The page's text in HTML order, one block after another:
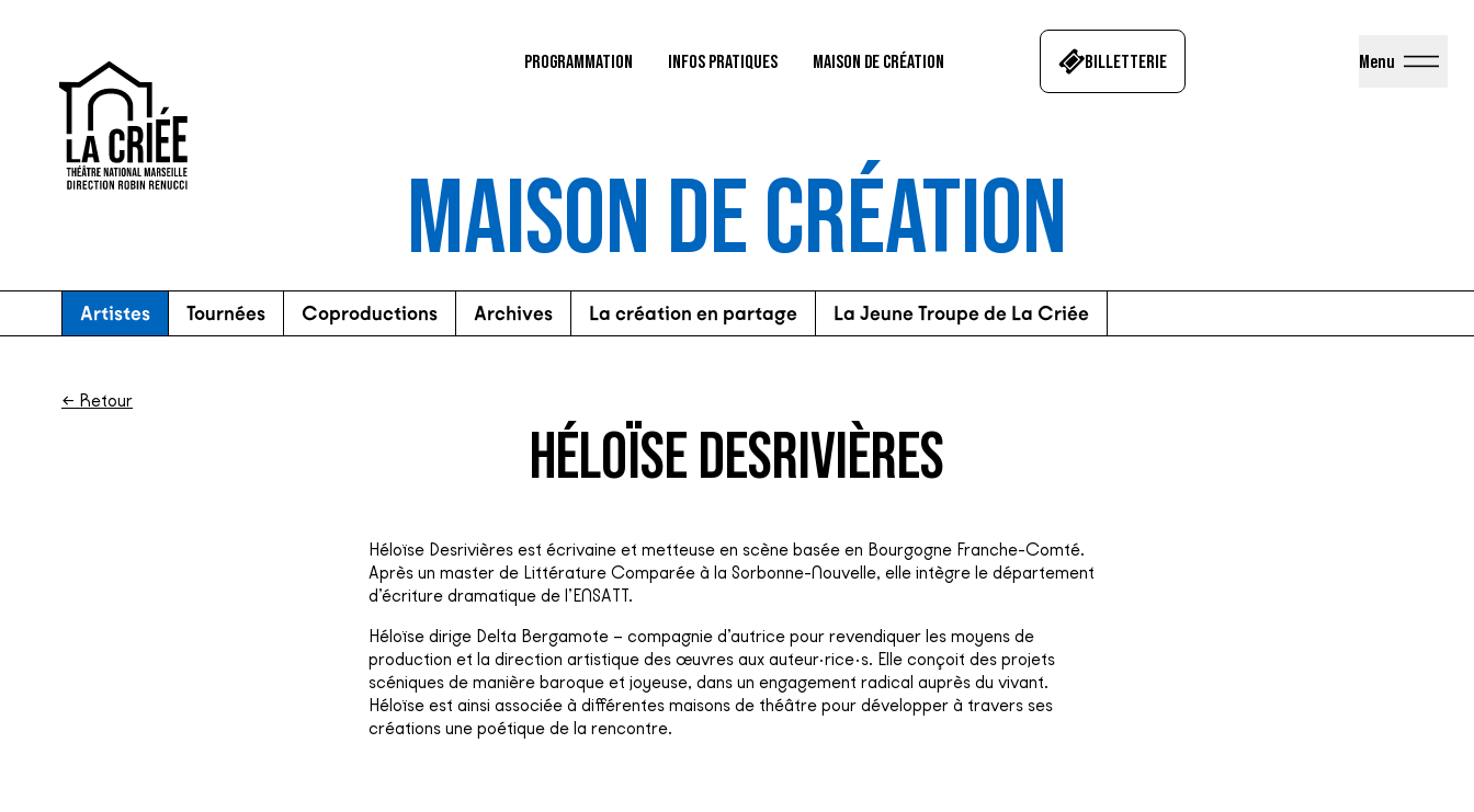
PROGRAMMATION INFOS PRATIQUES MAISON DE CRÉATION BILLETTERIE Menu
MAISON DE CRÉATION
Artistes Tournées Coproductions Archives La création en partage La Jeune Troupe de La Criée
← Retour
HÉLOÏSE DESRIVIÈRES
Héloïse Desrivières est écrivaine et metteuse en scène basée en Bourgogne Franche-Comté.
Après un master de Littérature Comparée à la Sorbonne-Nouvelle, elle intègre le département
d’écriture dramatique de l’ENSATT.
Héloïse dirige Delta Bergamote – compagnie d’autrice pour revendiquer les moyens de
production et la direction artistique des œuvres aux auteur·rice·s. Elle conçoit des projets
scéniques de manière baroque et joyeuse, dans un engagement radical auprès du vivant.
Héloïse est ainsi associée à différentes maisons de théâtre pour développer à travers ses
créations une poétique de la rencontre.